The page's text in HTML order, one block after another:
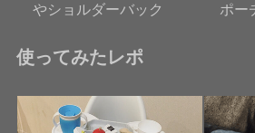
やショルダーバック
ポー
使ってみたレポ